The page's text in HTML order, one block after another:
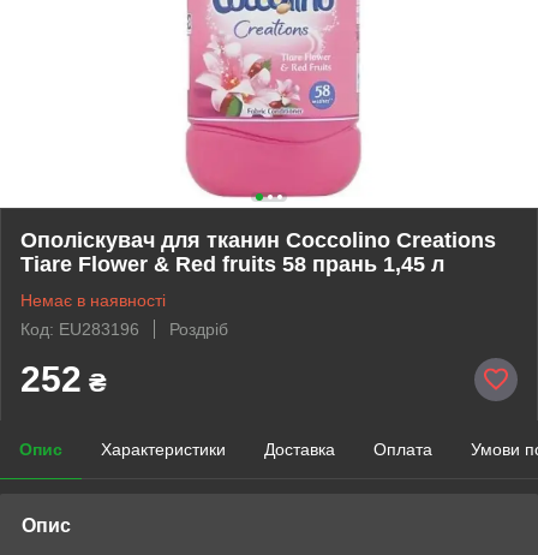
Ополіскувач для тканин Coccolino Creations
Tiare Flower & Red fruits 58 прань 1,45 л
Немає в наявності
Код: EU283196
Роздріб
252 ₴
Опис Характеристики Доставка Оплата Умови
Опис